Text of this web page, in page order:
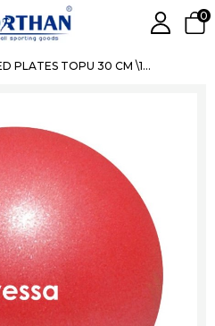
0
AVESSA XPT-30-RED PLATES TOPU 30 CM \180 GR 2 KRLY8